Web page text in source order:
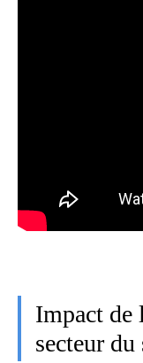
Impact de
secteur du